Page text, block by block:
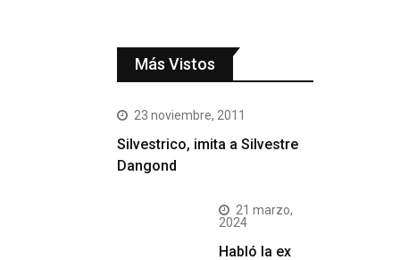
Más Vistos
23 noviembre, 2011
Silvestrico, imita a Silvestre
Dangond
21 marzo,
2024
Habló la ex